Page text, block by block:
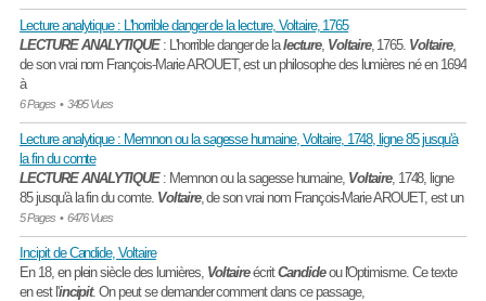
Lecture analytique : L'horrible danger de la lecture, Voltaire, 1765
LECTURE ANALYTIQUE: L'horrible danger de lalecture, Voltaire, 1765. Voltaire,
de son vrai nom François-Marie AROUET, est un philosophe des lumières né en 1694
à
6 Pages• 3495 Vues
Lecture analytique : Memnon ou la sagesse humaine, Voltaire, 1748, ligne 85 jusqu'à
la fin du comte
LECTURE ANALYTIQUE: Memnon ou la sagesse humaine, Voltaire, 1748, ligne
85 jusqu'à la fin du comte. Voltaire, de son vrai nom François-Marie AROUET, est un
5 Pages• 6476 Vues
Incipit de Candide, Voltaire
En 18, en plein siècle des lumières, VoltaireécritCandideou l'Optimisme. Ce texte
en est l'incipit. On peut se demander comment dans ce passage,